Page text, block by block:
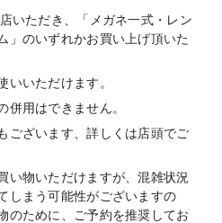
いただき、「メガネ一式・レン
」のいずれかお買い上げ頂いた
いいただけます。
併用はできません。
ございます、詳しくは店頭でご
い物いただけますが、混雑状況
しまう可能性がございますの
のために、ご予約を推奨してお